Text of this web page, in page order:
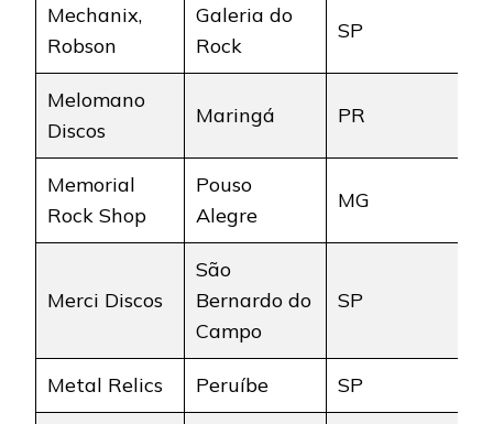
Mechanix,
Robson
Galeria do
Rock
SP
Melomano
Discos
Maringá PR
Memorial
Rock Shop
Pouso
Alegre
MG
Merci Discos
São
Bernardo do
Campo
SP
Metal Relics Peruíbe SP